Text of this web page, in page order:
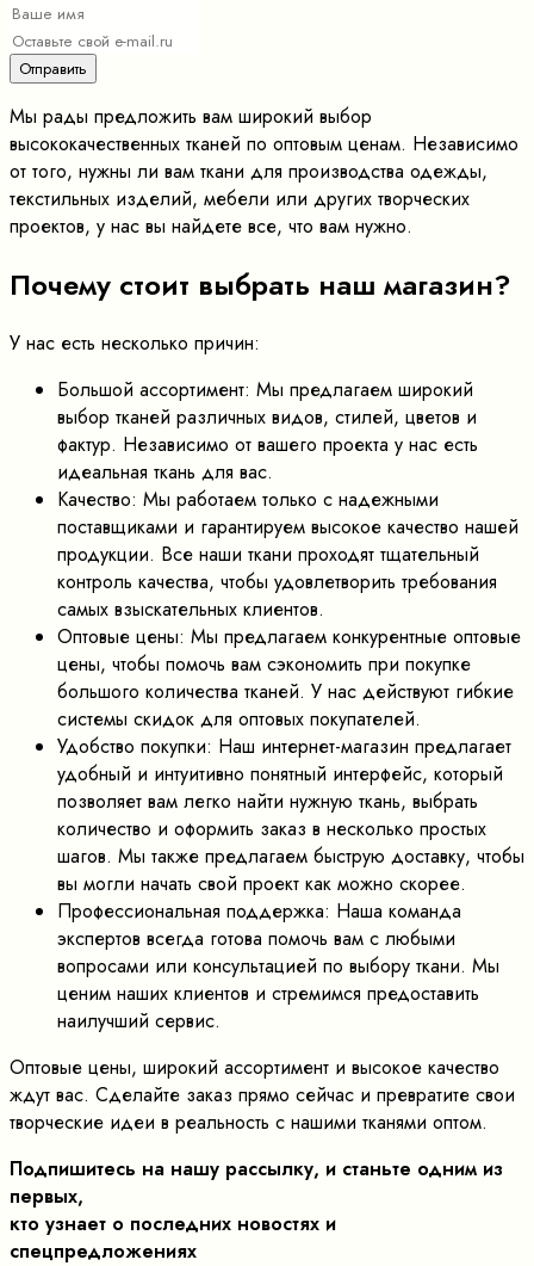
Мы рады предложить вам широкий выбор
высококачественных тканей по оптовым ценам. Независимо
от того, нужны ли вам ткани для производства одежды,
текстильных изделий, мебели или других творческих
проектов, у нас вы найдете все, что вам нужно.
Почему стоит выбрать наш магазин?
У нас есть несколько причин:
Большой ассортимент: Мы предлагаем широкий
выбор тканей различных видов, стилей, цветов и
фактур. Независимо от вашего проекта у нас есть
идеальная ткань для вас.
Качество: Мы работаем только с надежными
поставщиками и гарантируем высокое качество нашей
продукции. Все наши ткани проходят тщательный
контроль качества, чтобы удовлетворить требования
самых взыскательных клиентов.
Оптовые цены: Мы предлагаем конкурентные оптовые
цены, чтобы помочь вам сэкономить при покупке
большого количества тканей. У нас действуют гибкие
системы скидок для оптовых покупателей.
Удобство покупки: Наш интернет-магазин предлагает
удобный и интуитивно понятный интерфейс, который
позволяет вам легко найти нужную ткань, выбрать
количество и оформить заказ в несколько простых
шагов. Мы также предлагаем быструю доставку, чтобы
вы могли начать свой проект как можно скорее.
Профессиональная поддержка: Наша команда
экспертов всегда готова помочь вам с любыми
вопросами или консультацией по выбору ткани. Мы
ценим наших клиентов и стремимся предоставить
наилучший сервис.
Оптовые цены, широкий ассортимент и высокое качество
ждут вас. Сделайте заказ прямо сейчас и превратите свои
творческие идеи в реальность с нашими тканями оптом.
Подпишитесь на нашу рассылку, и станьте одним из
первых,
кто узнает о последних новостях и
спецпредложениях